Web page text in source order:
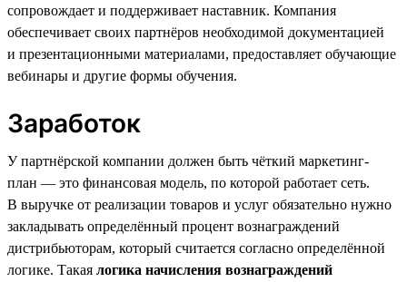
сопровождает и поддерживает наставник. Компания
обеспечивает своих партнёров необходимой документацией
и презентационными материалами, предоставляет обучающие
вебинары и другие формы обучения.
Заработок
У партнёрской компании должен быть чёткий маркетинг-
план — это финансовая модель, по которой работает сеть.
В выручке от реализации товаров и услуг обязательно нужно
закладывать определённый процент вознаграждений
дистрибьюторам, который считается согласно определённой
логике. Такая логика начисления вознаграждений